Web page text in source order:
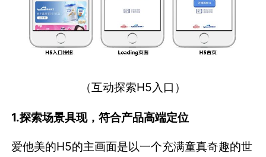
（互动探索H5入口）
1.探索场景具现，符合产品高端定位
爱他美的H5的主画面是以一个充满童真奇趣的世